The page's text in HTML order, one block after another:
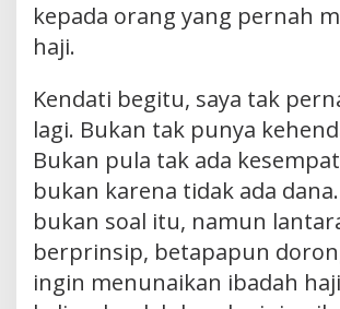
kepada orang yang pernah
haji.
Kendati begitu, saya tak
lagi. Bukan tak punya
Bukan pula tak ada
bukan karena tidak ada
bukan soal itu, namun
berprinsip, betapapun
ingin menunaikan ibadah